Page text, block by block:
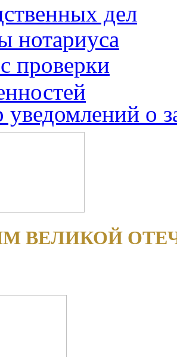
дел
нотариуса
проверки
уведомлений о
ВЕЛИКОЙ